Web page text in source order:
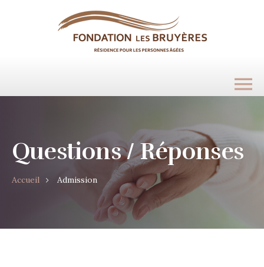
Questions / Réponses
Accueil Admission